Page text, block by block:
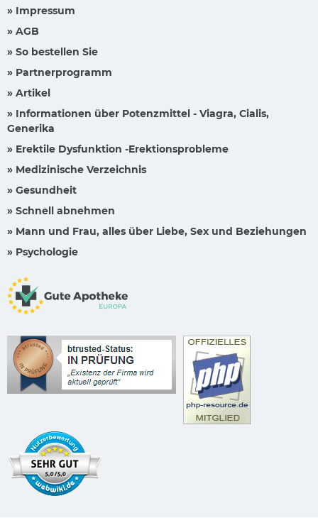
» Impressum
» AGB
» So bestellen Sie
» Partnerprogramm
» Artikel
» Informationen über Potenzmittel - Viagra, Cialis,
Generika
» Erektile Dysfunktion -Erektionsprobleme
» Medizinische Verzeichnis
» Gesundheit
» Schnell abnehmen
» Mann und Frau, alles über Liebe, Sex und Beziehungen
» Psychologie